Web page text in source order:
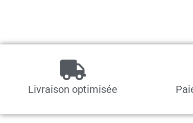
Livraison optimisée